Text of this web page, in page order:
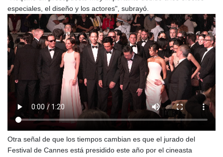
especiales, el diseño y los actores", subrayó.
Otra señal de que los tiempos cambian es que el jurado del
Festival de Cannes está presidido este año por el cineasta